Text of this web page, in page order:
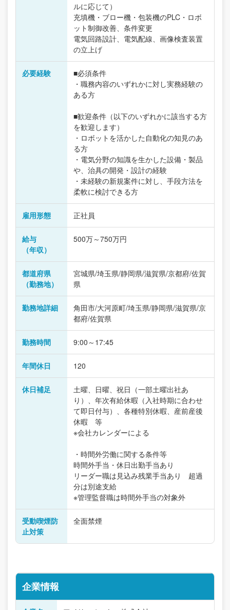
ルに応じて）
充填機・ブロー機・包装機のPLC・ロボ
ット制御改善、条件変更
電気回路設計、電気配線、画像検査装置
の立上げ
必要経験
■必須条件
・職務内容のいずれかに対し実務経験の
ある方
■歓迎条件（以下のいずれかに該当する方
を歓迎します）
・ロボットを活かした自動化の知見のあ
る方
・電気分野の知識を生かした設備・製品
や、治具の開発・設計の経験
・未経験の新規案件に対し、手段方法を
柔軟に検討できる方
雇用形態 正社員
給与
（年収）
500万～750万円
都道府県
（勤務地）
宮城県/埼玉県/静岡県/滋賀県/京都府/佐賀
県
勤務地詳細
角田市/大河原町/埼玉県/静岡県/滋賀県/京
都府/佐賀県
勤務時間 9:00～17:45
年間休日 120
休日補足
土曜、日曜、祝日（一部土曜出社あ
り）、年次有給休暇（入社時期に合わせ
て即日付与）、各種特別休暇、産前産後
休暇 等
※会社カレンダーによる
・時間外労働に関する条件等
時間外手当・休日出勤手当あり
リーダー職は見込み残業手当あり 超過
分は別途支給
※管理監督職は時間外手当の対象外
受動喫煙防
止対策
全面禁煙
企業情報